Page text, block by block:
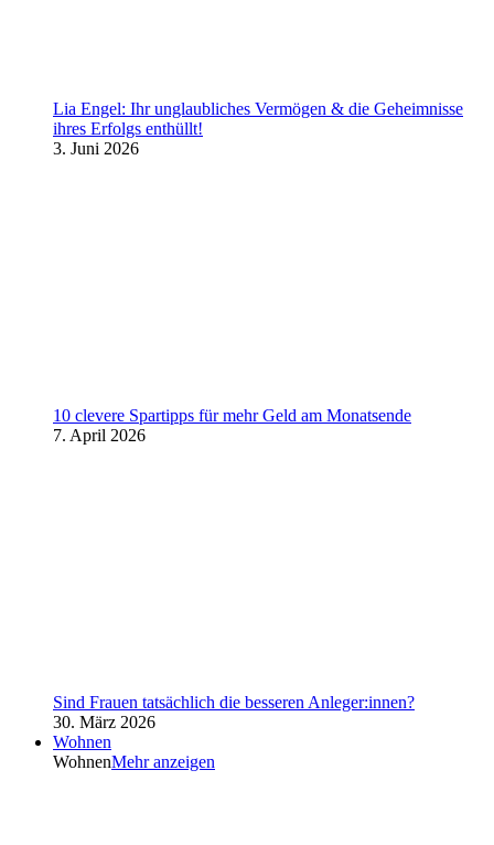
Lia Engel: Ihr unglaubliches Vermögen & die Geheimnisse
ihres Erfolgs enthüllt!
3. Juni 2026
10 clevere Spartipps für mehr Geld am Monatsende
7. April 2026
Sind Frauen tatsächlich die besseren Anleger:innen?
30. März 2026
Wohnen
WohnenMehr anzeigen